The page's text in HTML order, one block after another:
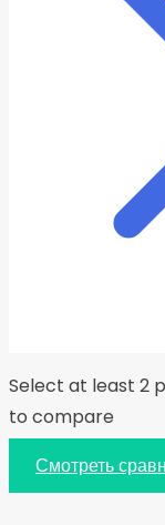
Select at least 2
to compare
Смотреть